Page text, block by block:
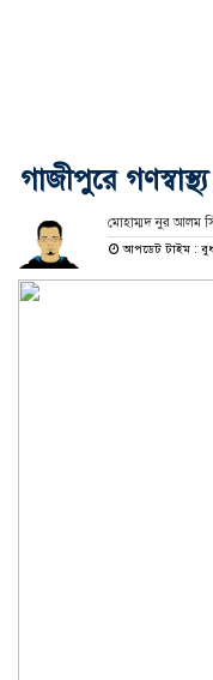
গাজীপুরে গণস্বাস্থ্য
মোহাম্মদ নুর আলম
আপডেট টাইম :